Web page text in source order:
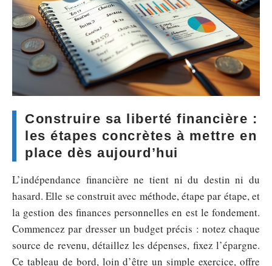
Construire sa liberté financière :
les étapes concrètes à mettre en
place dès aujourd’hui
L’indépendance financière ne tient ni du destin ni du
hasard. Elle se construit avec méthode, étape par étape, et
la gestion des finances personnelles en est le fondement.
Commencez par dresser un budget précis : notez chaque
source de revenu, détaillez les dépenses, fixez l’épargne.
Ce tableau de bord, loin d’être un simple exercice, offre